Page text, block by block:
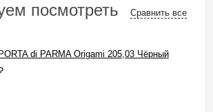
посмотреть Сравнить все
di PARMA Origami 205,03 Чёрный